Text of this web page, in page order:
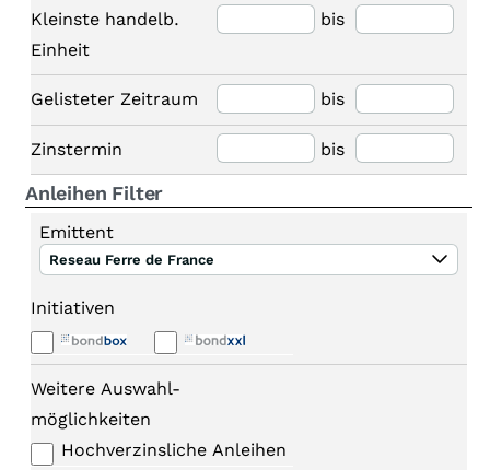
Kleinste handelb.
Einheit
bis
Gelisteter Zeitraum bis
Zinstermin bis
Anleihen Filter
Emittent
Reseau Ferre de France
Initiativen
Weitere Auswahl-
möglichkeiten
Hochverzinsliche Anleihen